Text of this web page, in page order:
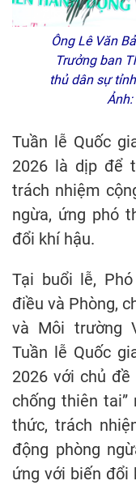
Ông Lê Văn
Trưởng ban
thủ dân sự
Ảnh:
Tuần lễ Quốc
2026 là dịp để
trách nhiệm
ngừa, ứng phó
đổi khí hậu.
Tại buổi lễ,
điều và Phòng,
và Môi trường
Tuần lễ Quốc
2026 với chủ đề
chống thiên
thức, trách
động phòng
ứng với biến đổi